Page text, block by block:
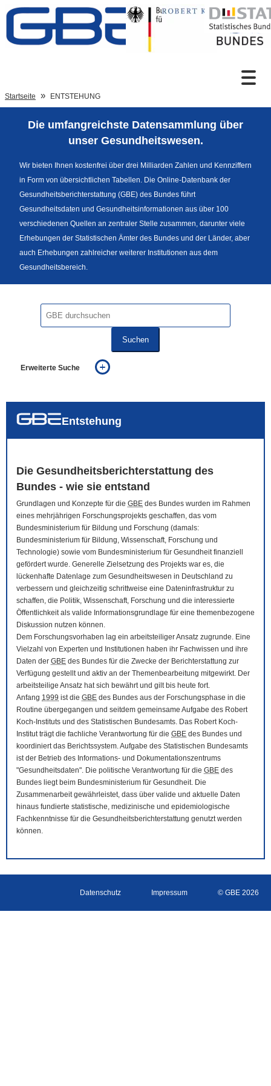
Zum Inhalt
Sprachumschaltung
Fußzeile
Startseite ENTSTEHUNG
Die umfangreichste Datensammlung über
unser Gesundheitswesen.
Wir bieten Ihnen kostenfrei über drei Milliarden Zahlen und Kennziffern
in Form von übersichtlichen Tabellen. Die Online-Datenbank der
Gesundheitsberichterstattung (GBE) des Bundes führt
Gesundheitsdaten und Gesundheitsinformationen aus über 100
verschiedenen Quellen an zentraler Stelle zusammen, darunter viele
Erhebungen der Statistischen Ämter des Bundes und der Länder, aber
auch Erhebungen zahlreicher weiterer Institutionen aus dem
Gesundheitsbereich.
Suchen
Erweiterte Suche
auch in allen Texten suchen (Volltextsuche)
Entstehung
Die Gesundheitsberichterstattung des
Bundes - wie sie entstand
Grundlagen und Konzepte für die GBE des Bundes wurden im Rahmen
eines mehrjährigen Forschungsprojekts geschaffen, das vom
Bundesministerium für Bildung und Forschung (damals:
Bundesministerium für Bildung, Wissenschaft, Forschung und
Technologie) sowie vom Bundesministerium für Gesundheit finanziell
gefördert wurde. Generelle Zielsetzung des Projekts war es, die
lückenhafte Datenlage zum Gesundheitswesen in Deutschland zu
verbessern und gleichzeitig schrittweise eine Dateninfrastruktur zu
schaffen, die Politik, Wissenschaft, Forschung und die interessierte
Öffentlichkeit als valide Informationsgrundlage für eine themenbezogene
Diskussion nutzen können.
Dem Forschungsvorhaben lag ein arbeitsteiliger Ansatz zugrunde. Eine
Vielzahl von Experten und Institutionen haben ihr Fachwissen und ihre
Daten der GBE des Bundes für die Zwecke der Berichterstattung zur
Verfügung gestellt und aktiv an der Themenbearbeitung mitgewirkt. Der
arbeitsteilige Ansatz hat sich bewährt und gilt bis heute fort.
Anfang 1999 ist die GBE des Bundes aus der Forschungsphase in die
Routine übergegangen und seitdem gemeinsame Aufgabe des Robert
Koch-Instituts und des Statistischen Bundesamts. Das Robert Koch-
Institut trägt die fachliche Verantwortung für die GBE des Bundes und
koordiniert das Berichtssystem. Aufgabe des Statistischen Bundesamts
ist der Betrieb des Informations- und Dokumentationszentrums
"Gesundheitsdaten". Die politische Verantwortung für die GBE des
Bundes liegt beim Bundesministerium für Gesundheit. Die
Zusammenarbeit gewährleistet, dass über valide und aktuelle Daten
hinaus fundierte statistische, medizinische und epidemiologische
Fachkenntnisse für die Gesundheitsberichterstattung genutzt werden
können.
Datenschutz Impressum © GBE 2026